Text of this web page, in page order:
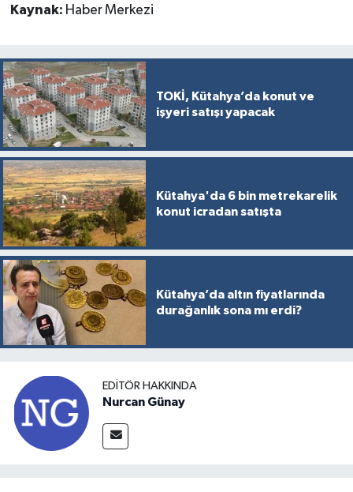
Kaynak: Haber Merkezi
TOKİ, Kütahya’da konut ve
işyeri satışı yapacak
Kütahya'da 6 bin metrekarelik
konut icradan satışta
Kütahya’da altın fiyatlarında
durağanlık sona mı erdi?
EDITÖR HAKKINDA
Nurcan Günay